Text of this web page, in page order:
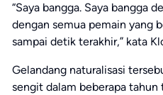
“Saya bangga. Saya bangga
dengan semua pemain yang
sampai detik terakhir,” kata
Gelandang naturalisasi
sengit dalam beberapa